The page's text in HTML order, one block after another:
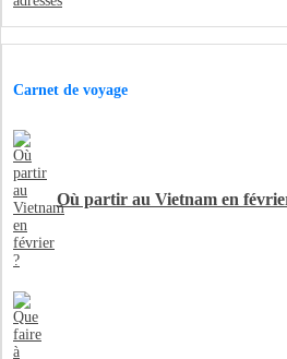
Carnet de voyage
Où partir au Vietnam en